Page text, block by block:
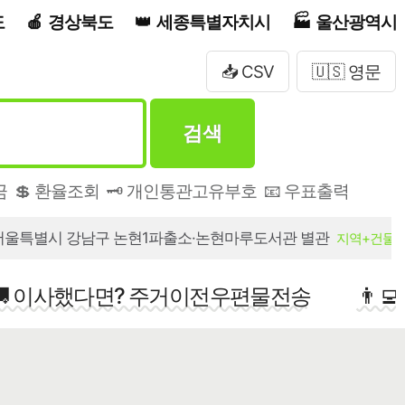
경상북도 세종특별자치시 울산광역시
📥 CSV 🇺🇸 영문
검색
💲 환율조회 🗝️ 개인통관고유부호 📧 우표출력
울특별시 강남구 논현1파출소·논현마루도서관 별관 지역+건물
이사했다면? 주거이전우편물전송